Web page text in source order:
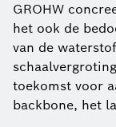
GROHW
het ook de
van de
toekomst voor
backbone, het